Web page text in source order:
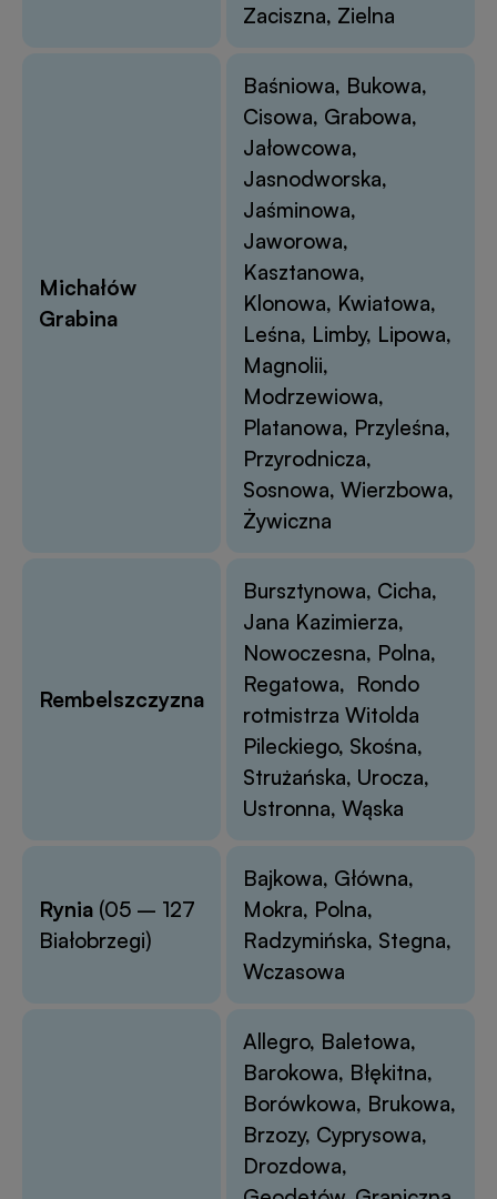
Zaciszna, Zielna
Michałów
Grabina
Baśniowa, Bukowa,
Cisowa, Grabowa,
Jałowcowa,
Jasnodworska,
Jaśminowa,
Jaworowa,
Kasztanowa,
Klonowa, Kwiatowa,
Leśna, Limby, Lipowa,
Magnolii,
Modrzewiowa,
Platanowa, Przyleśna,
Przyrodnicza,
Sosnowa, Wierzbowa,
Żywiczna
Rembelszczyzna
Bursztynowa, Cicha,
Jana Kazimierza,
Nowoczesna, Polna,
Regatowa, Rondo
rotmistrza Witolda
Pileckiego, Skośna,
Strużańska, Urocza,
Ustronna, Wąska
Rynia (05 – 127
Białobrzegi)
Bajkowa, Główna,
Mokra, Polna,
Radzymińska, Stegna,
Wczasowa
Allegro, Baletowa,
Barokowa, Błękitna,
Borówkowa, Brukowa,
Brzozy, Cyprysowa,
Drozdowa,